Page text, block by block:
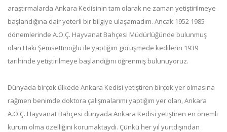
araştırmalarda Ankara Kedisinin tam olarak ne zaman yetiştirilmeye
başlandığına dair yeterli bir bilgiye ulaşamadım. Ancak 1952 1985
dönemlerinde A.O.Ç. Hayvanat Bahçesi Müdürlüğünde bulunmuş
olan Haki Şemsettinoğlu ile yaptığım görüşmede kedilerin 1939
tarihinde yetiştirilmeye başlandığını öğrenmiş bulunuyoruz.
Dünyada birçok ülkede Ankara Kedisi yetiştiren birçok yer olmasına
rağmen benimde doktora çalışmalarımı yaptığım yer olan, Ankara
A.O.Ç. Hayvanat Bahçesi dünyada Ankara Kedisi yetiştiren en önemli
kurum olma özelliğini korumaktaydı. Çünkü her yıl yurtdışından